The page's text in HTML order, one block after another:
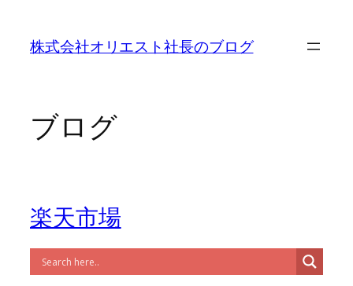
株式会社オリエスト社長のブログ
ブログ
楽天市場